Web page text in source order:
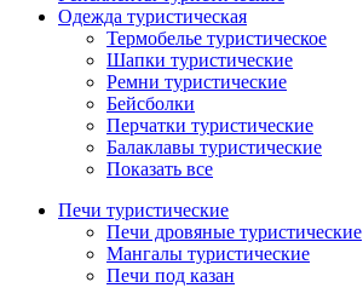
Одежда туристическая
Термобелье туристическое
Шапки туристические
Ремни туристические
Бейсболки
Перчатки туристические
Балаклавы туристические
Показать все
Печи туристические
Печи дровяные туристические
Мангалы туристические
Печи под казан